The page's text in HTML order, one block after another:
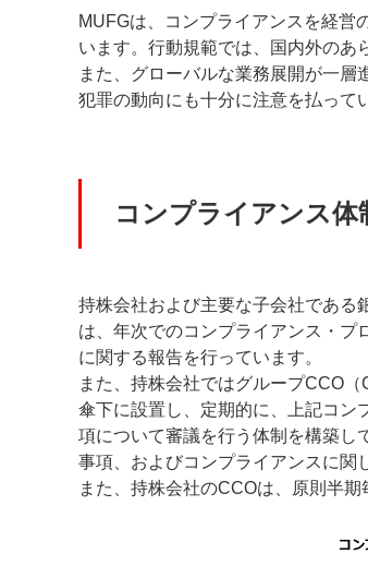
MUFGは、コンプライアンスを経営
います。行動規範では、国内外のあ
また、グローバルな業務展開が一
犯罪の動向にも十分に注意を払って
コンプライアンス体
持株会社および主要な子会社である
は、年次でのコンプライアンス・プ
に関する報告を行っています。
また、持株会社ではグループCCO
傘下に設置し、定期的に、上記コン
項について審議を行う体制を構築し
事項、およびコンプライアンスに関
また、持株会社のCCOは、原則半